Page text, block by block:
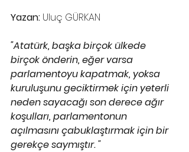
Yazan: Uluç GÜRKAN
"Atatürk, başka birçok ülkede
birçok önderin, eğer varsa
parlamentoyu kapatmak, yoksa
kuruluşunu geciktirmek için yeterli
neden sayacağı son derece ağır
koşulları, parlamentonun
açılmasını çabuklaştırmak için bir
gerekçe saymıştır. "